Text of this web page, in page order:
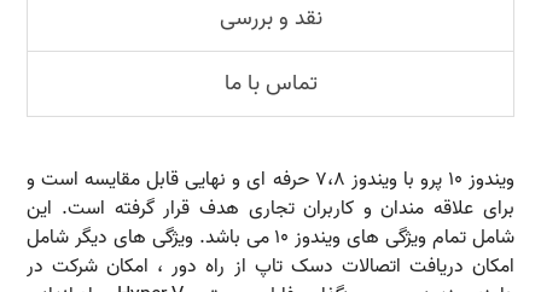
نقد و بررسی
تماس با ما
ویندوز 10 پرو با ویندوز 7،8 حرفه ای و نهایی قابل مقایسه است و
برای علاقه مندان و کاربران تجاری هدف قرار گرفته است. این
شامل تمام ویژگی های ویندوز 10 می باشد. ویژگی های دیگر شامل
امکان دریافت اتصالات دسک تاپ از راه دور ، امکان شرکت در